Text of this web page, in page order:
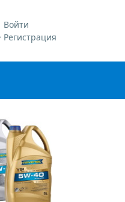
Войти
Регистрация